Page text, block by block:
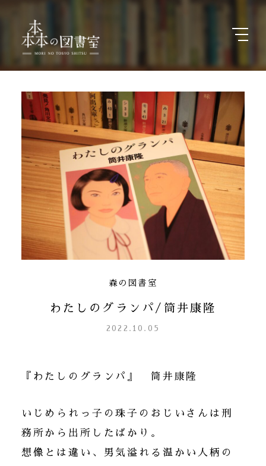
森の図書室
わたしのグランパ/筒井康隆
2022.10.05
『わたしのグランパ』 筒井康隆
いじめられっ子の珠子のおじいさんは刑
務所から出所したばかり。
想像とは違い、男気溢れる温かい人柄の